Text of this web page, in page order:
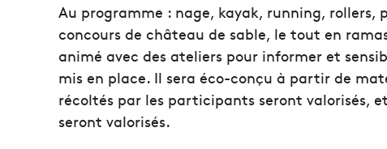
Au programme : nage, kayak, running, rollers,
concours de château de sable, le tout en
animé avec des ateliers pour informer et
mis en place. Il sera éco-conçu à partir de
récoltés par les participants seront valorisés,
seront valorisés.